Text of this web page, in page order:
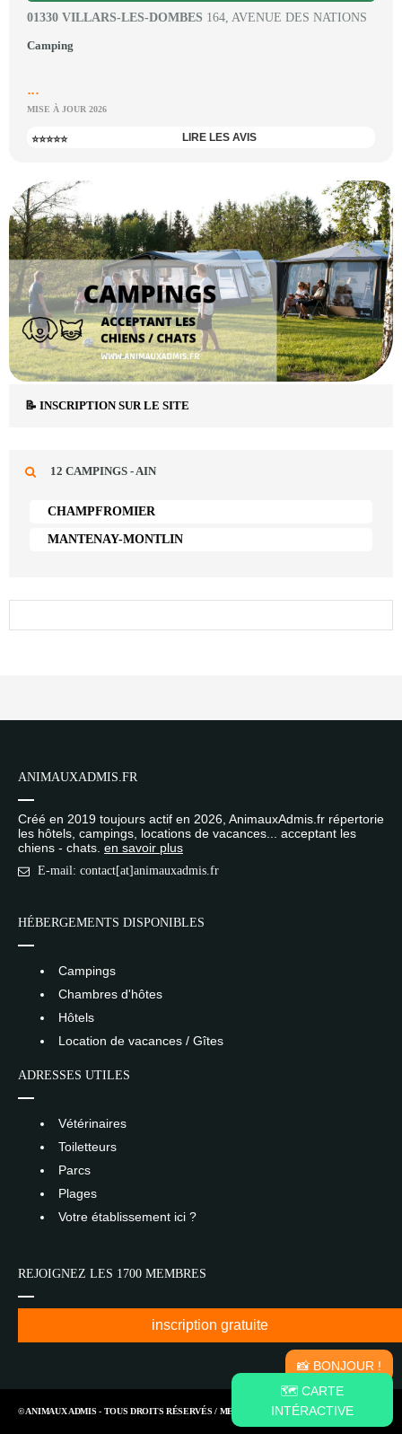
01330 VILLARS-LES-DOMBES 164, AVENUE DES NATIONS
Camping
...
MISE À JOUR 2026
⭐⭐⭐⭐⭐ LIRE LES AVIS
📝 INSCRIPTION SUR LE SITE
12 CAMPINGS - AIN
CHAMPFROMIER
MANTENAY-MONTLIN
📸 BONJOUR !
🗺️ CARTE
INTÉRACTIVE
ANIMAUXADMIS.FR
Créé en 2019 toujours actif en 2026, AnimauxAdmis.fr répertorie
les hôtels, campings, locations de vacances... acceptant les
chiens - chats. en savoir plus
E-mail: contact[at]animauxadmis.fr
HÉBERGEMENTS DISPONIBLES
Campings
Chambres d'hôtes
Hôtels
Location de vacances / Gîtes
ADRESSES UTILES
Vétérinaires
Toiletteurs
Parcs
Plages
Votre établissement ici ?
REJOIGNEZ LES 1700 MEMBRES
inscription gratuite
© ANIMAUX ADMIS - TOUS DROITS RÉSERVÉS / MENTIONS LÉGALES